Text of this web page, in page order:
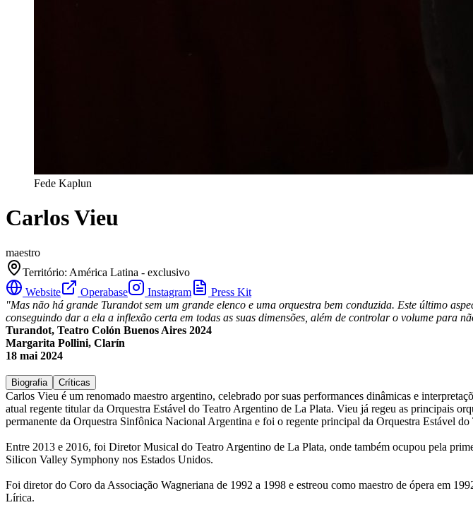
Fede Kaplun
Carlos Vieu
maestro
Território: América Latina - exclusivo
Website
Operabase Instagram
Press Kit
"Mas não há grande Turandot sem um grande elenco e uma orquestra bem conduzida. Este último
conseguindo dar a ela a inflexão certa em todas as suas dimensões, além de controlar o volume para
Turandot, Teatro Colón Buenos Aires 2024
Margarita Pollini, Clarín
18 mai 2024
Biografia Críticas
Carlos Vieu é um renomado maestro argentino, celebrado por suas performances dinâmicas e
atual regente titular da Orquestra Estável do Teatro Argentino de La Plata. Vieu já regeu as principais
permanente da Orquestra Sinfônica Nacional Argentina e foi o regente principal da Orquestra Estável
Entre 2013 e 2016, foi Diretor Musical do Teatro Argentino de La Plata, onde também ocupou pela
Silicon Valley Symphony nos Estados Unidos.
Foi diretor do Coro da Associação Wagneriana de 1992 a 1998 e estreou como maestro de ópera em
Lírica.